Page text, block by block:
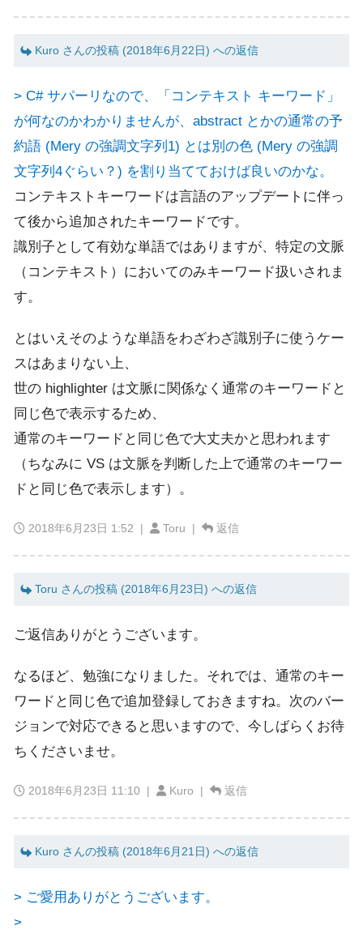
Kuro さんの投稿 (2018年6月22日) への返信
> C# サパーリなので、「コンテキスト キーワード」
が何なのかわかりませんが、abstract とかの通常の予
約語 (Mery の強調文字列1) とは別の色 (Mery の強調
文字列4ぐらい？) を割り当てておけば良いのかな。
コンテキストキーワードは言語のアップデートに伴っ
て後から追加されたキーワードです。
識別子として有効な単語ではありますが、特定の文脈
（コンテキスト）においてのみキーワード扱いされま
す。
とはいえそのような単語をわざわざ識別子に使うケー
スはあまりない上、
世の highlighter は文脈に関係なく通常のキーワードと
同じ色で表示するため、
通常のキーワードと同じ色で大丈夫かと思われます
（ちなみに VS は文脈を判断した上で通常のキーワー
ドと同じ色で表示します）。
2018年6月23日 1:52 | Toru | 返信
Toru さんの投稿 (2018年6月23日) への返信
ご返信ありがとうございます。
なるほど、勉強になりました。それでは、通常のキー
ワードと同じ色で追加登録しておきますね。次のバー
ジョンで対応できると思いますので、今しばらくお待
ちくださいませ。
2018年6月23日 11:10 | Kuro | 返信
Kuro さんの投稿 (2018年6月21日) への返信
> ご愛用ありがとうございます。
>